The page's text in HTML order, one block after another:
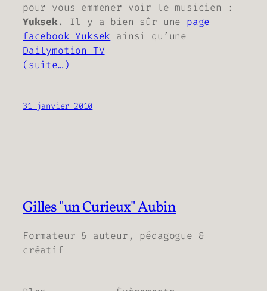
pour vous emmener voir le musicien :
Yuksek. Il y a bien sûr une page
facebook Yuksek ainsi qu’une
Dailymotion TV
(suite…)
31 janvier 2010
Gilles "un Curieux" Aubin
Formateur & auteur, pédagogue &
créatif